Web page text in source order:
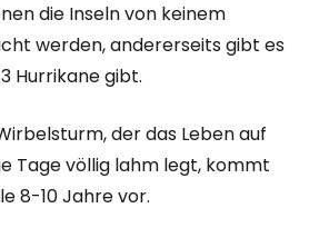
die Inseln von keinem
werden, andererseits gibt es
Hurrikane gibt.
der das Leben auf
Tage völlig lahm legt, kommt
8-10 Jahre vor.